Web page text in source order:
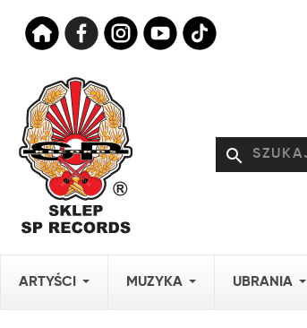
search
ARTYŚCI MUZYKA UBRANIA